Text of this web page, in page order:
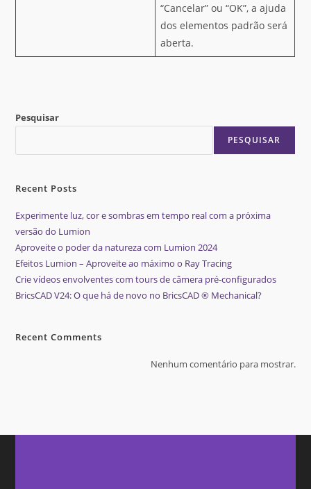
“Cancelar” ou “OK”, a ajuda
dos elementos padrão será
aberta.
Pesquisar
PESQUISAR
Recent Posts
Experimente luz, cor e sombras em tempo real com a próxima
versão do Lumion
Aproveite o poder da natureza com Lumion 2024
Efeitos Lumion – Aproveite ao máximo o Ray Tracing
Crie vídeos envolventes com tours de câmera pré-configurados
BricsCAD V24: O que há de novo no BricsCAD ® Mechanical?
Recent Comments
Nenhum comentário para mostrar.